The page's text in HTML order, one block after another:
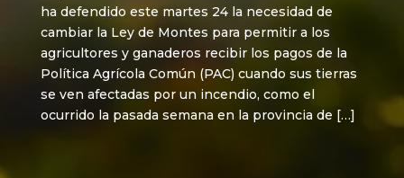
ha defendido este martes 24 la necesidad de
cambiar la Ley de Montes para permitir a los
agricultores y ganaderos recibir los pagos de la
Política Agrícola Común (PAC) cuando sus tierras
se ven afectadas por un incendio, como el
ocurrido la pasada semana en la provincia de […]